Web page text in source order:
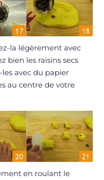
la légèrement avec
bien les raisins secs
avec du papier
au centre de votre
en roulant le